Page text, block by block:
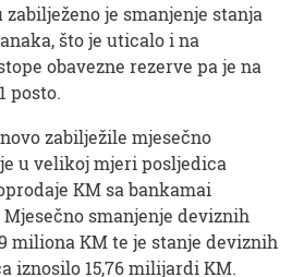
je smanjenje stanja
što je uticalo i na
obavezne rezerve pa je na
posto.
zabilježile mjesečno
u velikoj mjeri posljedica
KM sa bankamai
smanjenje deviznih
miliona KM te je stanje deviznih
iznosilo 15,76 milijardi KM.